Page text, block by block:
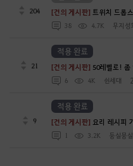
204 [건의 게시판]트위치 드롭
38 4.7K 무지성
21 [건의 게시판] 50레벨로! 좀
6 4K 쉰세대
적용 완료
9 [건의 게시판]요리 레시피
1 3.2K 둥실뭉
적용 완료